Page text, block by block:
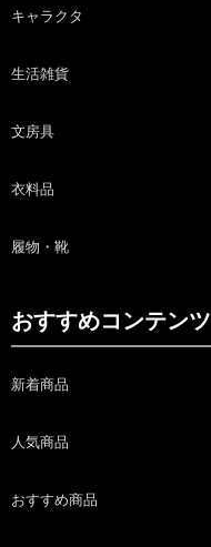
キャラクタ
生活雑貨
文房具
衣料品
履物・靴
おすすめコンテンツ
新着商品
人気商品
おすすめ商品